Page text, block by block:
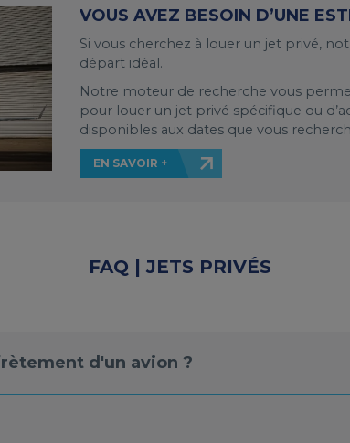
VOUS AVEZ BESOIN D’UNE
Si vous cherchez à louer un jet privé,
départ idéal.
Notre moteur de recherche vous
pour louer un jet privé spécifique ou
disponibles aux dates que vous
EN SAVOIR +
FAQ | JETS PRIVÉS
d'un avion ?